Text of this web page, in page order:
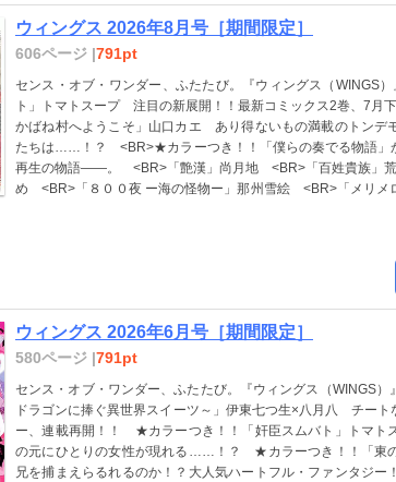
ウィングス 2026年8月号［期間限定］
606ページ |791pt
センス・オブ・ワンダー、ふたたび。『ウィングス（
ト」トマトスープ 注目の新展開！！最新コミックス2巻、7
かばね村へようこそ」山口カエ あり得ないもの満載のトンデ
たちは……！？ <BR>★カラーつき！！「僕らの奏でる物語」
再生の物語――。 <BR>「艶漢」尚月地 <BR>「百姓貴族」
め <BR>「８００夜 ー海の怪物ー」那州雪絵 <BR>「メリメ
～」伊東七つ生×八月八 <BR>「不条理雑貨店UNREAL」
ひろみ <BR>「チャンネル・ヴァンパイア」びっけ <BR>「
スヤサトシ <BR>「執事セバスチャンの職業事情」池田乾
の愛犬ジョシーはここにいる」篠原烏童 <BR>「悩める弁
<BR>「かわうそは僕の嫁」街子マドカ <BR>「マンガを描く
法士 フレアスタックス」なるしまゆり <BR>「未来を見た
向きゃ尾は東」ことの <BR>●綴じ込みペーパー 堀江蟹子
の期間限定配信となります※ <BR>電子版「ウィングス」内に
発行した当時のものとなります。電子版には付録は含まれて
ケート等は締め切りが過ぎているものや受付対象外のものもご
ウィングス 2026年6月号［期間限定］
580ページ |791pt
センス・オブ・ワンダー、ふたたび。『ウィングス（WINGS
ドラゴンに捧ぐ異世界スイーツ～」伊東七つ生×八月八 チー
ー、連載再開！！ ★カラーつき！！「奸臣スムバト」トマト
の元にひとりの女性が現れる……！？ ★カラーつき！！「東
兄を捕まえらるれるのか！？大人気ハートフル・ファンタジ